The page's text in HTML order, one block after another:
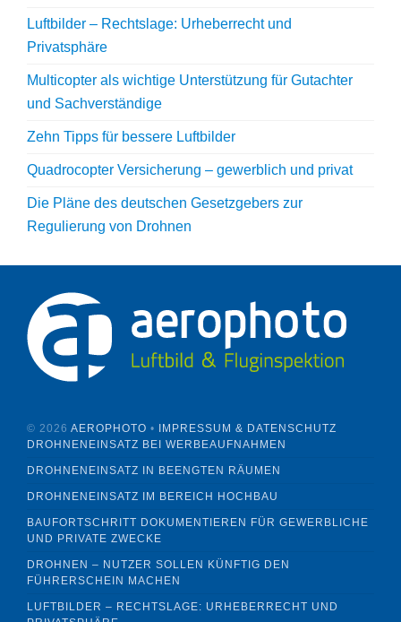
Luftbilder – Rechtslage: Urheberrecht und
Privatsphäre
Multicopter als wichtige Unterstützung für Gutachter
und Sachverständige
Zehn Tipps für bessere Luftbilder
Quadrocopter Versicherung – gewerblich und privat
Die Pläne des deutschen Gesetzgebers zur
Regulierung von Drohnen
© 2026 AEROPHOTO •
IMPRESSUM & DATENSCHUTZ
DROHNENEINSATZ BEI WERBEAUFNAHMEN
DROHNENEINSATZ IN BEENGTEN RÄUMEN
DROHNENEINSATZ IM BEREICH HOCHBAU
BAUFORTSCHRITT DOKUMENTIEREN FÜR GEWERBLICHE
UND PRIVATE ZWECKE
DROHNEN – NUTZER SOLLEN KÜNFTIG DEN
FÜHRERSCHEIN MACHEN
LUFTBILDER – RECHTSLAGE: URHEBERRECHT UND